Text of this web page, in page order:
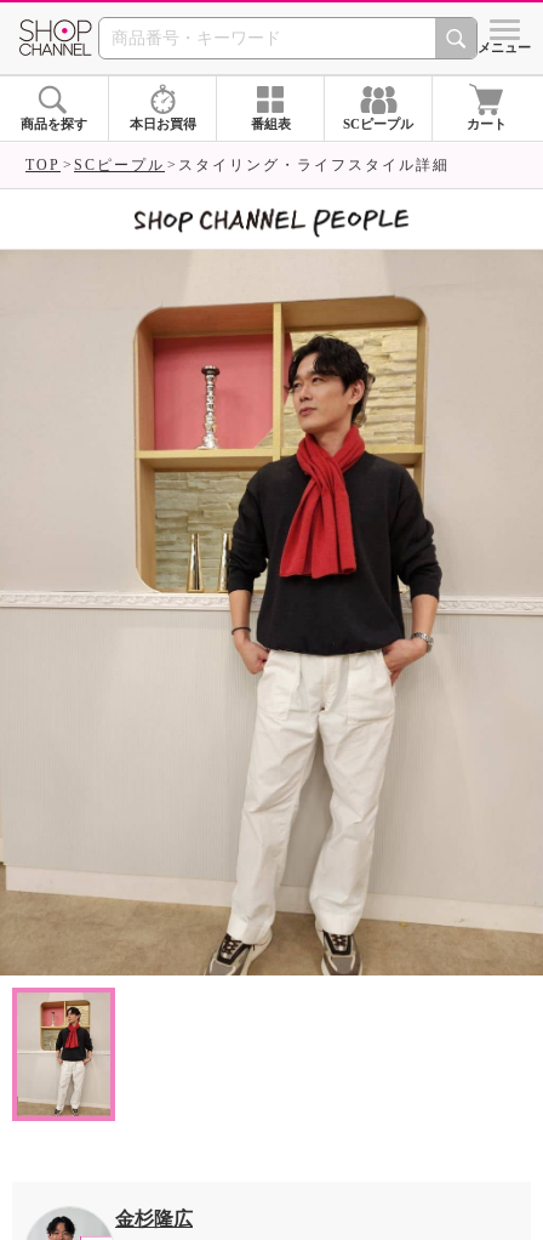
SHOP CHANNEL シメニュー
商品を探す 本日お買得 番組表 SCピープル カート
TOP SCピープル スタイリング・ライフスタイル詳細
金杉隆広